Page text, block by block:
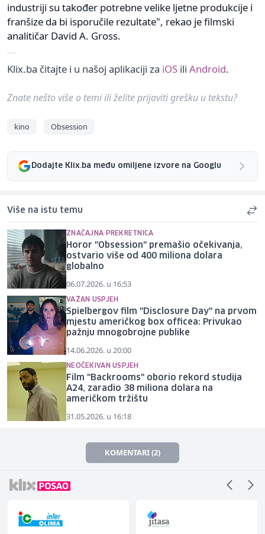
industriji su također potrebne velike ljetne produkcije i
franšize da bi isporučile rezultate", rekao je filmski
analitičar David A. Gross.
Klix.ba čitajte i u našoj aplikaciji za iOS ili Android.
Znate nešto više o temi ili želite prijaviti grešku u tekstu?
kino Obsession
Dodajte Klix.ba među omiljene izvore na Googlu
Više na istu temu
ZNAČAJNA PREKRETNICA
Horor "Obsession" premašio očekivanja,
ostvario više od 400 miliona dolara
globalno
06.07.2026. u 16:53
VAŽAN USPJEH
Spielbergov film "Disclosure Day" na prvom
mjestu američkog box officea: Privukao
pažnju mnogobrojne publike
14.06.2026. u 20:00
NEOČEKIVAN USPJEH
Film "Backrooms" oborio rekord studija
A24, zaradio 38 miliona dolara na
američkom tržištu
31.05.2026. u 16:18
KOMENTARI (2)